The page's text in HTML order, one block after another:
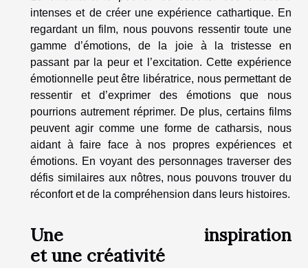
intenses et de créer une expérience cathartique. En
regardant un film, nous pouvons ressentir toute une
gamme d’émotions, de la joie à la tristesse en
passant par la peur et l’excitation. Cette expérience
émotionnelle peut être libératrice, nous permettant de
ressentir et d’exprimer des émotions que nous
pourrions autrement réprimer. De plus, certains films
peuvent agir comme une forme de catharsis, nous
aidant à faire face à nos propres expériences et
émotions. En voyant des personnages traverser des
défis similaires aux nôtres, nous pouvons trouver du
réconfort et de la compréhension dans leurs histoires.
Une inspiration
et une créativité